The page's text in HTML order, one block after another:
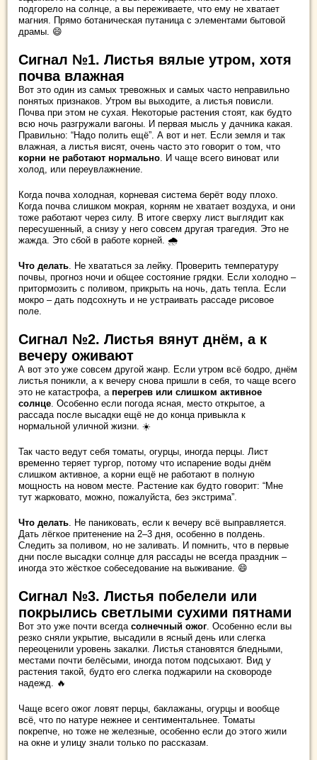
подгорело на солнце, а вы переживаете, что ему не хватает
магния. Прямо ботаническая путаница с элементами бытовой
драмы. 😄
Сигнал №1. Листья вялые утром, хотя
почва влажная
Вот это один из самых тревожных и самых часто неправильно
понятых признаков. Утром вы выходите, а листья повисли.
Почва при этом не сухая. Некоторые растения стоят, как будто
всю ночь разгружали вагоны. И первая мысль у дачника какая.
Правильно: “Надо полить ещё”. А вот и нет. Если земля и так
влажная, а листья висят, очень часто это говорит о том, что
корни не работают нормально . И чаще всего виноват или
холод, или переувлажнение.
Когда почва холодная, корневая система берёт воду плохо.
Когда почва слишком мокрая, корням не хватает воздуха, и они
тоже работают через силу. В итоге сверху лист выглядит как
пересушенный, а снизу у него совсем другая трагедия. Это не
жажда. Это сбой в работе корней. 🌧️
Что делать . Не хвататься за лейку. Проверить температуру
почвы, прогноз ночи и общее состояние грядки. Если холодно –
притормозить с поливом, прикрыть на ночь, дать тепла. Если
мокро – дать подсохнуть и не устраивать рассаде рисовое
поле.
Сигнал №2. Листья вянут днём, а к
вечеру оживают
А вот это уже совсем другой жанр. Если утром всё бодро, днём
листья поникли, а к вечеру снова пришли в себя, то чаще всего
это не катастрофа, а перегрев или слишком активное
солнце . Особенно если погода ясная, место открытое, а
рассада после высадки ещё не до конца привыкла к
нормальной уличной жизни. ☀️
Так часто ведут себя томаты, огурцы, иногда перцы. Лист
временно теряет тургор, потому что испарение воды днём
слишком активное, а корни ещё не работают в полную
мощность на новом месте. Растение как будто говорит: “Мне
тут жарковато, можно, пожалуйста, без экстрима”.
Что делать . Не паниковать, если к вечеру всё выправляется.
Дать лёгкое притенение на 2–3 дня, особенно в полдень.
Следить за поливом, но не заливать. И помнить, что в первые
дни после высадки солнце для рассады не всегда праздник –
иногда это жёсткое собеседование на выживание. 😄
Сигнал №3. Листья побелели или
покрылись светлыми сухими пятнами
Вот это уже почти всегда солнечный ожог . Особенно если вы
резко сняли укрытие, высадили в ясный день или слегка
переоценили уровень закалки. Листья становятся бледными,
местами почти белёсыми, иногда потом подсыхают. Вид у
растения такой, будто его слегка поджарили на сковороде
надежд. 🔥
Чаще всего ожог ловят перцы, баклажаны, огурцы и вообще
всё, что по натуре нежнее и сентиментальнее. Томаты
покрепче, но тоже не железные, особенно если до этого жили
на окне и улицу знали только по рассказам.